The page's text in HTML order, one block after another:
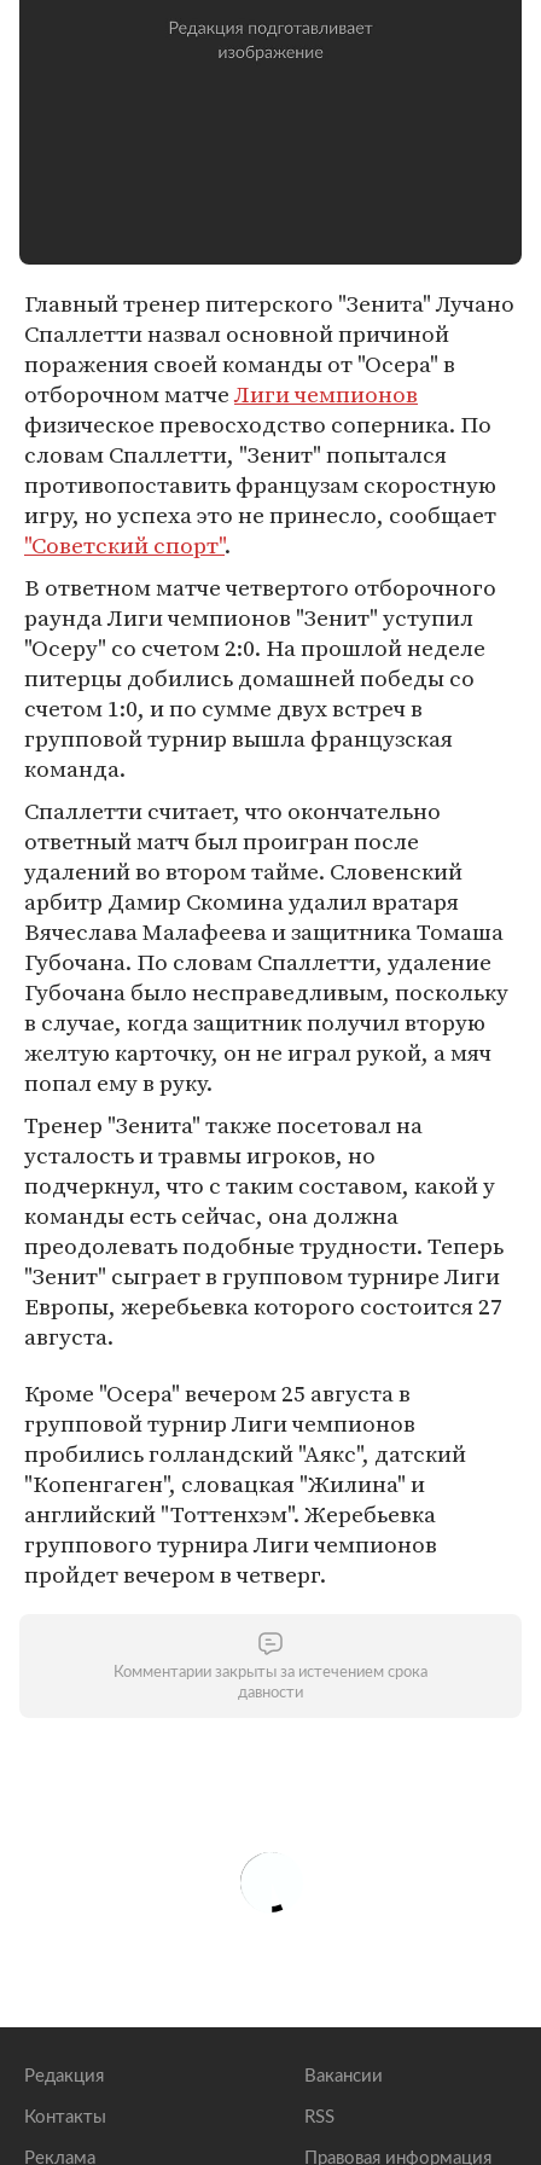
Главный тренер питерского "Зенита" Лучано
Спаллетти назвал основной причиной
поражения своей команды от "Осера" в
отборочном матчеЛиги чемпионов
физическое превосходство соперника. По
словам Спаллетти, "Зенит" попытался
противопоставить французам скоростную
игру, но успеха это не принесло, сообщает
"Советский спорт".
В ответном матче четвертого отборочного
раунда Лиги чемпионов "Зенит" уступил
"Осеру" со счетом 2:0. На прошлой неделе
питерцы добились домашней победы со
счетом 1:0, и по сумме двух встреч в
групповой турнир вышла французская
команда.
Спаллетти считает, что окончательно
ответный матч был проигран после
удалений во втором тайме. Словенский
арбитр Дамир Скомина удалил вратаря
Вячеслава Малафеева и защитника Томаша
Губочана. По словам Спаллетти, удаление
Губочана было несправедливым, поскольку
в случае, когда защитник получил вторую
желтую карточку, он не играл рукой, а мяч
попал ему в руку.
Тренер "Зенита" также посетовал на
усталость и травмы игроков, но
подчеркнул, что с таким составом, какой у
команды есть сейчас, она должна
преодолевать подобные трудности. Теперь
"Зенит" сыграет в групповом турнире Лиги
Европы, жеребьевка которого состоится 27
августа.
Кроме "Осера" вечером 25 августа в
групповой турнир Лиги чемпионов
пробились голландский "Аякс", датский
"Копенгаген", словацкая "Жилина" и
английский "Тоттенхэм". Жеребьевка
группового турнира Лиги чемпионов
пройдет вечером в четверг.
Комментарии закрыты за истечением срока
давности
Редакция
Контакты
Реклама
Вакансии
RSS
Правовая информация